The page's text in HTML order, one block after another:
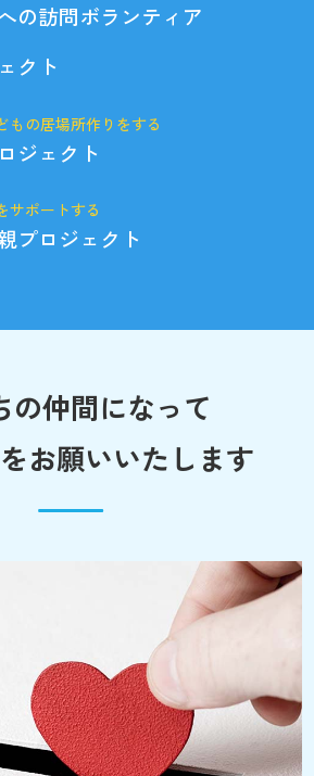
の訪問ボランティア
クト
もの居場所作りをする
ジェクト
サポートする
プロジェクト
の仲間になって
お願いいたします